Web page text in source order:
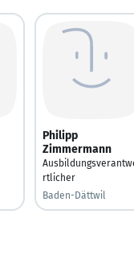
Philipp
Zimmermann
rtlicher
Baden-Dättwil